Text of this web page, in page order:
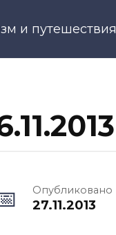
и путешествия
Опубликовано
27.11.2013